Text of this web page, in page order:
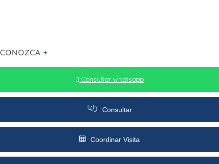
CONOZCA +
Consultar whatsapp
Consultar
Coordinar Visita